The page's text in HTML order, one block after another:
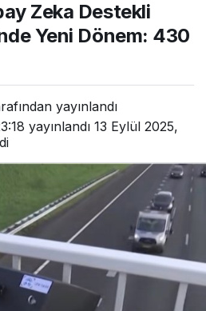
Denetiminde Yeni
Dönem: 430 € Ceza
Başladı
Zeka Destekli
Yeni Dönem: 430
yayınlandı
yayınlandı 13 Eylül 2025,